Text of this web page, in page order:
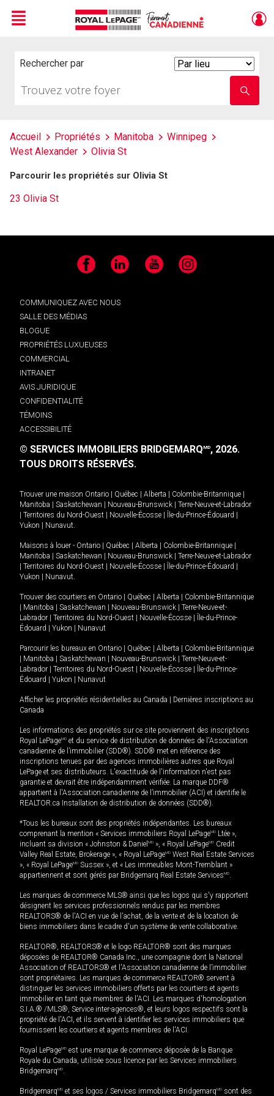
Menu
Rechercher par
votre
nom
Accueil Propriétés Manitoba
Winnipeg
West Alexander
Olivia St
Parcourir les propriétés sur Olivia St
23 Olivia St
Facebook LinkedIn YouTube Instagram
COMMUNIQUEZ AVEC NOUS
SALLE DES MÉDIAS
BLOGUE
PROPRIÉTÉS LUXUEUSES
COMMERCIAL
INTRANET
AVIS JURIDIQUE
CONFIDENTIALITÉ
TÉMOINS
ACCESSIBILITÉ
© SERVICES IMMOBILIERS BRIDGEMARQMD, 2026.
TOUS DROITS RÉSERVÉS.
Trouver une maison Ontario Québec Alberta Colombie-Britannique
Manitoba
Saskatchewan Nouveau-Brunswick
Terre-Neuve-et-Labrador
Territoires du Nord-Ouest Nouvelle-Écosse Île-du-Prince-Édouard
Yukon
Nunavut.
Maisons à louer - Ontario Québec Alberta Colombie-Britannique
Manitoba
Saskatchewan Nouveau-Brunswick
Terre-Neuve-et-Labrador
Territoires du Nord-Ouest Nouvelle-Écosse Île-du-Prince-Édouard
Yukon
Nunavut.
Trouver des courtiers en Ontario Québec Alberta
Colombie-Britannique
Manitoba Saskatchewan Nouveau-Brunswick
Terre-Neuve-et-
Labrador
Territoires du Nord-Ouest Nouvelle-Écosse
Île-du-Prince-
Édouard
Yukon Nunavut
Parcourir les bureaux en Ontario Québec Alberta
Colombie-Britannique
Manitoba Saskatchewan Nouveau-Brunswick
Terre-Neuve-et-
Labrador
Territoires du Nord-Ouest Nouvelle-Écosse
Île-du-Prince-
Édouard
Yukon Nunavut
Afficher les propriétés résidentielles au Canada
Dernières inscriptions au
Canada
Les informations des propriétés sur ce site proviennent des inscriptions
Royal LePageMD et du service de distribution de données de l'Association
canadienne de l’immobilier (SDD®). SDD® met en référence des
inscriptions tenues par des agences immobilières autres que Royal
LePage et ses distributeurs. L'exactitude de l'information n'est pas
garantie et devrait être indépendamment vérifiée. La marque DDF®
appartient à l'Association canadienne de l’immobilier (ACI) et identifie le
REALTOR.ca Installation de distribution de données (SDD®).
*Tous les bureaux sont des propriétés indépendantes. Les bureaux
comprenant la mention « Services immobiliers Royal LePageMD Ltée »,
incluant sa division « Johnston & Daniel MD », « Royal LePageMD Credit
Valley Real Estate, Brokerage », « Royal LePageMD West Real Estate Services
», « Royal LePageMD Sussex », et « Les immeubles Mont-Tremblant »
appartiennent et sont gérés par Bridgemarq Real Estate ServicesMD.
Les marques de commerce MLS® ainsi que les logos qui s'y rapportent
désignent les services professionnels rendus par les membres
REALTORS® de l'ACI en vue de l'achat, de la vente et de la location de
biens immobiliers dans le cadre d'un système de vente collaborative.
REALTOR®, REALTORS® et le logo REALTOR® sont des marques
déposées de REALTOR® Canada Inc., une compagnie dont la National
Association of REALTORS® et l'Association canadienne de l’immobilier
sont propriétaires. Les marques de commerce REALTOR® servent à
distinguer les services immobiliers offerts par les courtiers et agents
immobilier en tant que membres de l'ACI. Les marques d'homologation
S.I.A.® /MLS®, Service inter-agences®, et leurs logos respectifs sont la
propriété de l'ACI, et ils servent à identifier les services immobiliers que
fournissent les courtiers et agents membres de l'ACI.
Royal LePageMD est une marque de commerce déposée de la Banque
Royale du Canada, utilisée sous licence par les Services immobiliers
BridgemarqMD.
BridgemarqMD et ses logos / Services immobiliers BridgemarqMD sont des